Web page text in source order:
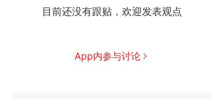
目前还没有跟贴，欢迎发表观点
App内参与讨论
因老师一句“跟我回家”改写了
眼了……
费大厨“全国小炒肉大王”称
号，仅凭视频评出？中国烹饪